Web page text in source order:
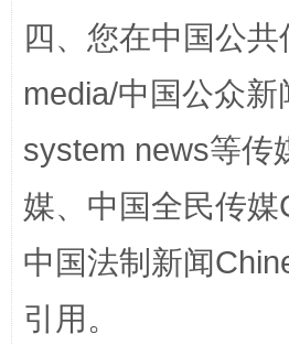
四、您在中国公
media/中国公众
system news等传
媒、中国全民传
中国法制新闻
引用。